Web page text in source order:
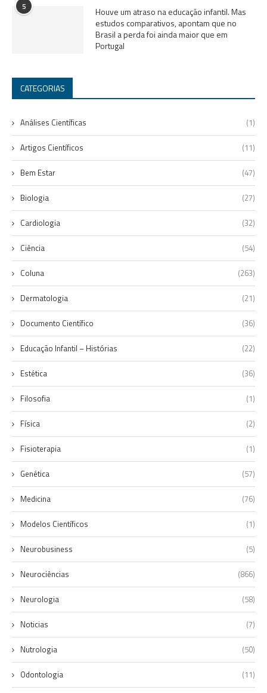
5
Houve um atraso na educação infantil. Mas
estudos comparativos, apontam que no
Brasil a perda foi ainda maior que em
Portugal
CATEGORIAS
Análises Científicas (1)
Artigos Científicos (11)
Bem Estar (47)
Biologia (27)
Cardiologia (32)
Ciência (54)
Coluna (263)
Dermatologia (21)
Documento Científico (36)
Educação Infantil – Histórias (22)
Estética (36)
Filosofia (1)
Física (2)
Fisioterapia (1)
Genética (57)
Medicina (76)
Modelos Científicos (1)
Neurobusiness (5)
Neurociências (866)
Neurologia (58)
Noticias (7)
Nutrologia (50)
Odontologia (11)